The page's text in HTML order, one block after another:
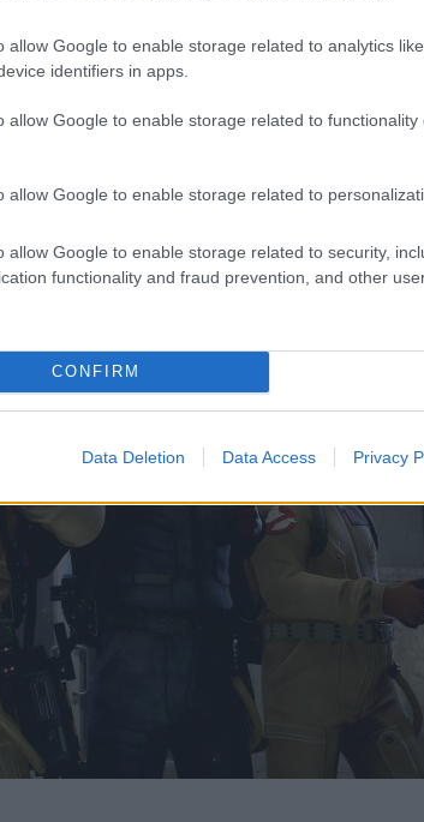
allow Google to enable storage related to analytics
identifiers in apps.
allow Google to enable storage related to functionality
allow Google to enable storage related to
allow Google to enable storage related to security,
functionality and fraud prevention, and other
CONFIRM
Data Deletion Data Access Privacy
felerősíthetjük.
a PKE-mérővel, majd megállítása,
és elrejthető hasadékok bezárása, amiken
és biztonságba juttassák a
kárt okozzák a berendezésben. A
a galériáért!